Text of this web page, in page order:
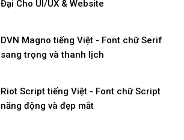
Đại Cho UI/UX & Website
DVN Magno tiếng Việt - Font chữ Serif
sang trọng và thanh lịch
Riot Script tiếng Việt - Font chữ Script
năng động và đẹp mắt